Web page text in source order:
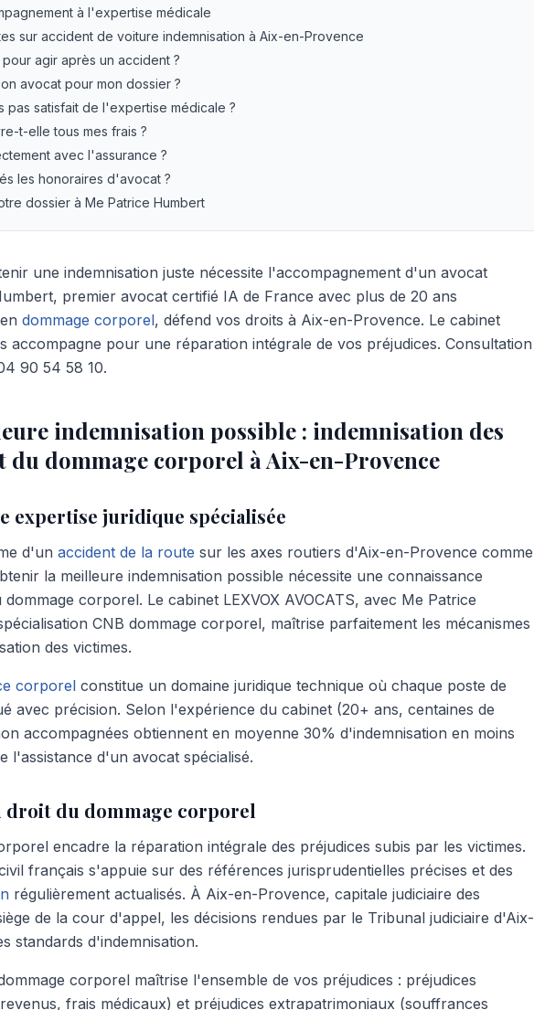
à l'expertise médicale
sur accident de voiture indemnisation à Aix-en-Provence
agir après un accident ?
avocat pour mon dossier ?
pas satisfait de l'expertise médicale ?
t-elle tous mes frais ?
avec l'assurance ?
les honoraires d'avocat ?
dossier à Me Patrice Humbert
une indemnisation juste nécessite l'accompagnement d'un avocat
premier avocat certifié IA de France avec plus de 20 ans
dommage corporel, défend vos droits à Aix-en-Provence. Le cabinet
accompagne pour une réparation intégrale de vos préjudices. Consultation
90 54 58 10.
indemnisation possible : indemnisation des
dommage corporel à Aix-en-Provence
expertise juridique spécialisée
d'un accident de la route sur les axes routiers d'Aix-en-Provence comme
la meilleure indemnisation possible nécessite une connaissance
corporel. Le cabinet LEXVOX AVOCATS, avec Me Patrice
CNB dommage corporel, maîtrise parfaitement les mécanismes
des victimes.
corporel constitue un domaine juridique technique où chaque poste de
avec précision. Selon l'expérience du cabinet (20+ ans, centaines de
accompagnées obtiennent en moyenne 30% d'indemnisation en moins
l'assistance d'un avocat spécialisé.
droit du dommage corporel
encadre la réparation intégrale des préjudices subis par les victimes.
français s'appuie sur des références jurisprudentielles précises et des
régulièrement actualisés. À Aix-en-Provence, capitale judiciaire des
de la cour d'appel, les décisions rendues par le Tribunal judiciaire d'Aix-
standards d'indemnisation.
corporel maîtrise l'ensemble de vos préjudices : préjudices
frais médicaux) et préjudices extrapatrimoniaux (souffrances